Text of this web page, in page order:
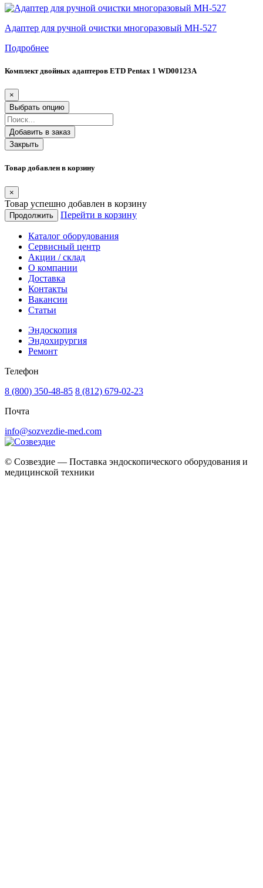
Адаптер для ручной очистки многоразовый MH-527
Подробнее
Комплект двойных адаптеров ETD Pentax 1 WD00123A
×
Выбрать опцию
Добавить в заказ
Закрыть
Товар добавлен в корзину
×
Товар успешно добавлен в корзину
Продолжить Перейти в корзину
Каталог оборудования
Сервисный центр
Акции / склад
О компании
Доставка
Контакты
Вакансии
Статьи
Эндоскопия
Эндохирургия
Ремонт
Телефон
8 (800) 350-48-85 8 (812) 679-02-23
Почта
info@sozvezdie-med.com
© Созвездие — Поставка эндоскопического оборудования и
медицинской техники